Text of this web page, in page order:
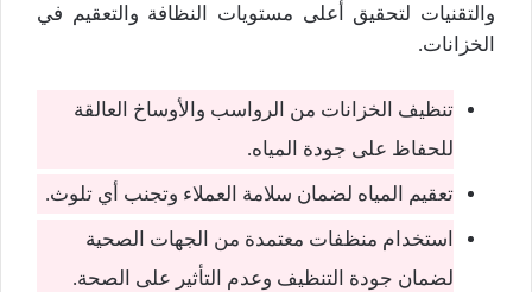
والتقنيات لتحقيق أعلى مستويات النظافة والتعقيم في
الخزانات.
تنظيف الخزانات من الرواسب والأوساخ العالقة
للحفاظ على جودة المياه.
تعقيم المياه لضمان سلامة العملاء وتجنب أي تلوث.
استخدام منظفات معتمدة من الجهات الصحية
لضمان جودة التنظيف وعدم التأثير على الصحة.